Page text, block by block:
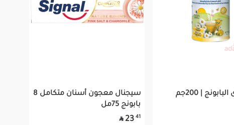
| 200جم
سيجنال معجون أسنان متكامل 8
بابونج 75مل
41
23
